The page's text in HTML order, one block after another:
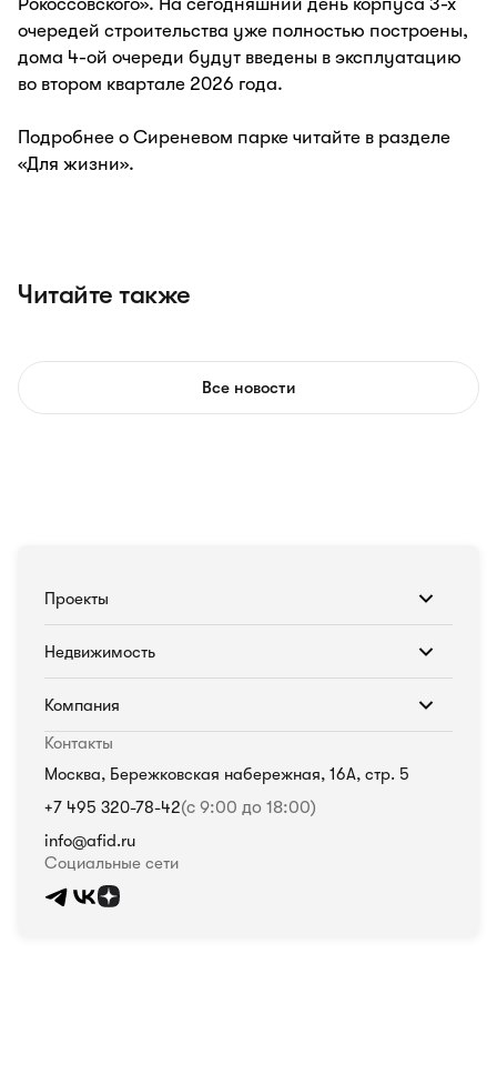
очередей строительства уже полностью построены,
дома 4-ой очереди будут введены в эксплуатацию
во втором квартале 2026 года.
Подробнее о Сиреневом парке читайте в разделе
«Для жизни».
Читайте также
Все новости
Проекты
Недвижимость
Компания
Контакты
Москва, Бережковская набережная, 16А, стр. 5
+7 495 320-78-42(с 9:00 до 18:00)
info@afid.ru
Социальные сети